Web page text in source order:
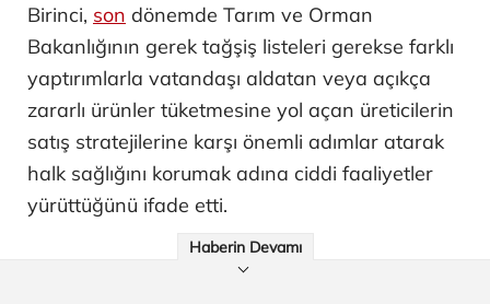
Birinci, son dönemde Tarım ve Orman
Bakanlığının gerek tağşiş listeleri gerekse farklı
yaptırımlarla vatandaşı aldatan veya açıkça
zararlı ürünler tüketmesine yol açan üreticilerin
satış stratejilerine karşı önemli adımlar atarak
halk sağlığını korumak adına ciddi faaliyetler
yürüttüğünü ifade etti.
Haberin Devamı